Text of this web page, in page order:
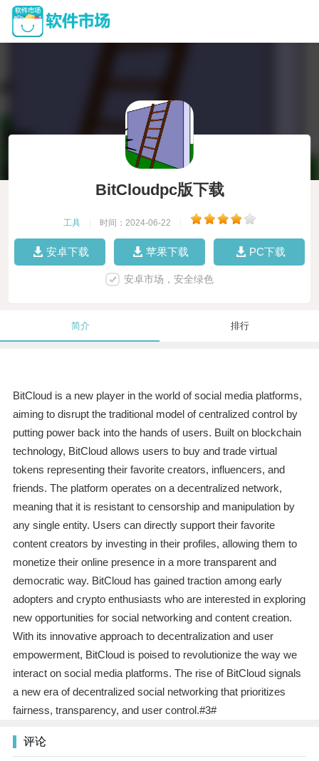
BitCloudpc版下载
工具 时间：2024-06-22
安卓下载 苹果下载 PC下载
安卓市场，安全绿色
简介 排行
BitCloud is a new player in the world of social media platforms,
aiming to disrupt the traditional model of centralized control by
putting power back into the hands of users. Built on blockchain
technology, BitCloud allows users to buy and trade virtual
tokens representing their favorite creators, influencers, and
friends. The platform operates on a decentralized network,
meaning that it is resistant to censorship and manipulation by
any single entity. Users can directly support their favorite
content creators by investing in their profiles, allowing them to
monetize their online presence in a more transparent and
democratic way. BitCloud has gained traction among early
adopters and crypto enthusiasts who are interested in exploring
new opportunities for social networking and content creation.
With its innovative approach to decentralization and user
empowerment, BitCloud is poised to revolutionize the way we
interact on social media platforms. The rise of BitCloud signals
a new era of decentralized social networking that prioritizes
fairness, transparency, and user control.#3#
评论